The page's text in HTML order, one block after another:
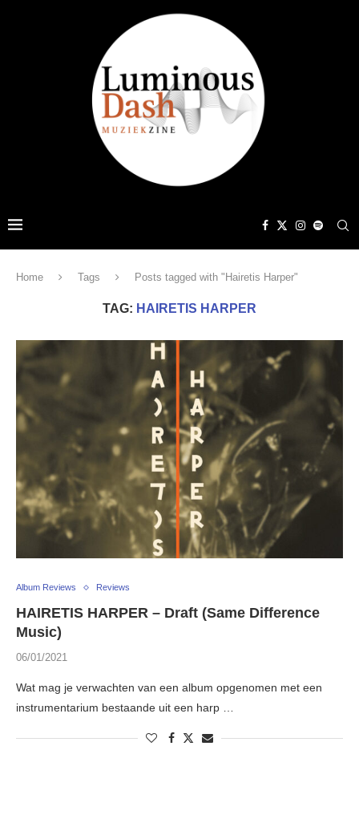
Home Tags Posts tagged with "Hairetis Harper"
TAG: HAIRETIS HARPER
Album Reviews Reviews
HAIRETIS HARPER – Draft (Same Difference
Music)
06/01/2021
Wat mag je verwachten van een album opgenomen met een
instrumentarium bestaande uit een harp …